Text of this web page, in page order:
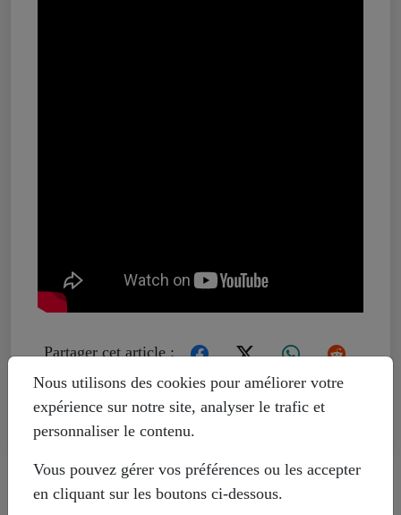
Partager cet article :
Livre témoignage d'un Suisse sur le
Donbass
Nous utilisons des cookies pour améliorer votre
expérience sur notre site, analyser le trafic et
personnaliser le contenu.
Vous pouvez gérer vos préférences ou les accepter
en cliquant sur les boutons ci-dessous.